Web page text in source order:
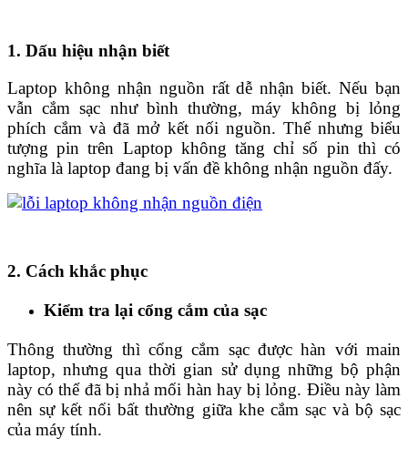
1. Dấu hiệu nhận biết
Laptop không nhận nguồn rất dễ nhận biết. Nếu bạn
vẫn cắm sạc như bình thường, máy không bị lỏng
phích cắm và đã mở kết nối nguồn. Thế nhưng biểu
tượng pin trên Laptop không tăng chỉ số pin thì có
nghĩa là laptop đang bị vấn đề không nhận nguồn đấy.
2. Cách khắc phục
Kiểm tra lại cổng cắm của sạc
Thông thường thì cổng cắm sạc được hàn với main
laptop, nhưng qua thời gian sử dụng những bộ phận
này có thể đã bị nhả mối hàn hay bị lỏng. Điều này làm
nên sự kết nối bất thường giữa khe cắm sạc và bộ sạc
của máy tính.